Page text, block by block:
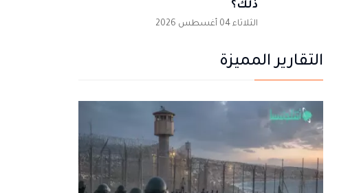
ذلك؟
الثلاثاء 04 أغسطس 2026
التقارير المميزة